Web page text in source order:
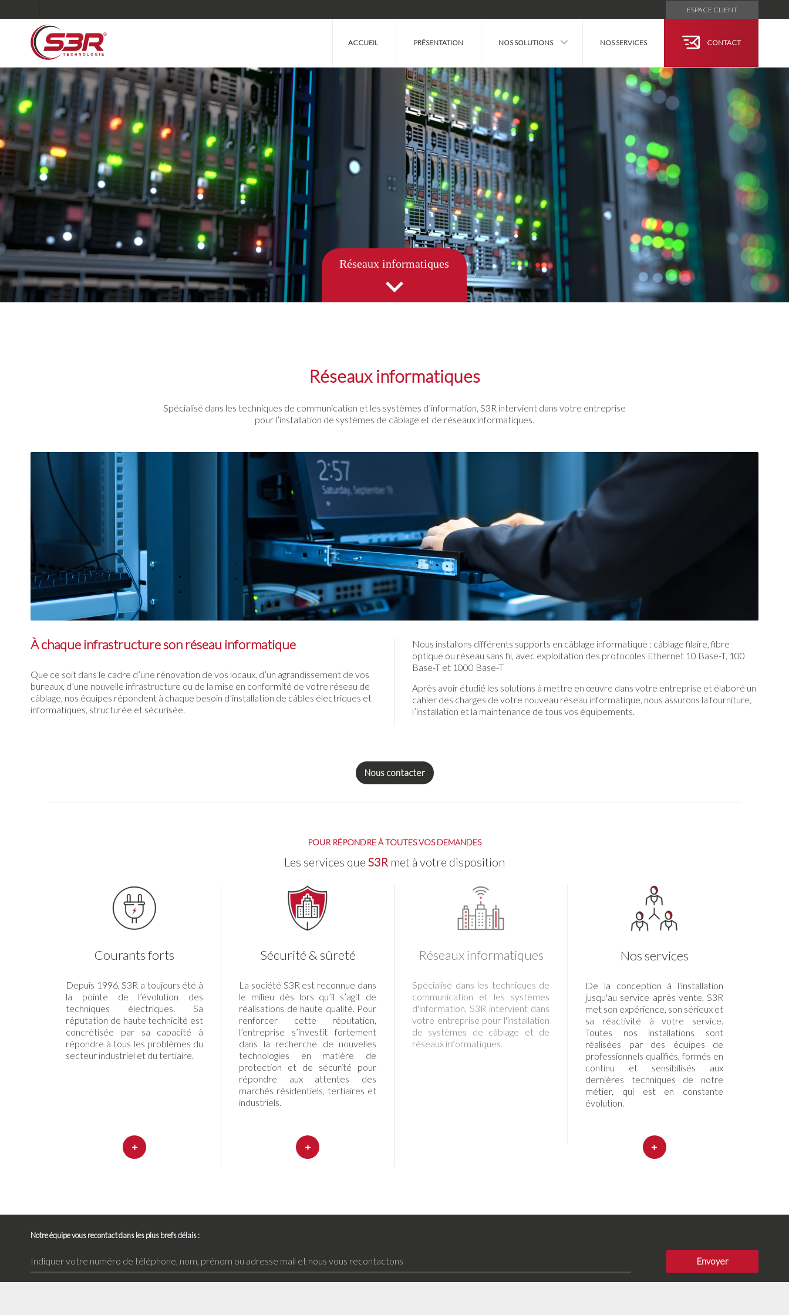
ESPACE CLIENT
ACCUEIL PRÉSENTATION NOS SOLUTIONS NOS SERVICES CONTACT
Réseaux informatiques
Réseaux informatiques
Spécialisé dans les techniques de communication et les systèmes d’information, S3R intervient dans votre entreprise
pour l’installation de systèmes de câblage et de réseaux informatiques.
À chaque infrastructure son réseau informatique
Que ce soit dans le cadre d’une rénovation de vos locaux, d’un agrandissement de vos
bureaux, d’une nouvelle infrastructure ou de la mise en conformité de votre réseau de
câblage, nos équipes répondent à chaque besoin d’installation de câbles électriques et
informatiques, structurée et sécurisée.
Nous installons différents supports en câblage informatique : câblage filaire, fibre
optique ou réseau sans fil, avec exploitation des protocoles Ethernet 10 Base-T, 100
Base-T et 1000 Base-T
Après avoir étudié les solutions à mettre en œuvre dans votre entreprise et élaboré un
cahier des charges de votre nouveau réseau informatique, nous assurons la fourniture,
l’installation et la maintenance de tous vos équipements.
Nous contacter
POUR RÉPONDRE À TOUTES VOS DEMANDES
Les services que S3R met à votre disposition
Courants forts
Depuis 1996, S3R a toujours été à
la pointe de l’évolution des
techniques électriques. Sa
réputation de haute technicité est
concrétisée par sa capacité à
répondre à tous les problèmes du
secteur industriel et du tertiaire.
Sécurité & sûreté
La société S3R est reconnue dans
le milieu dès lors qu’il s’agit de
réalisations de haute qualité. Pour
renforcer cette réputation,
l’entreprise s’investit fortement
dans la recherche de nouvelles
technologies en matière de
protection et de sécurité pour
répondre aux attentes des
marchés résidentiels, tertiaires et
industriels.
Réseaux informatiques
Spécialisé dans les techniques de
communication et les systèmes
d'information, S3R intervient dans
votre entreprise pour l'installation
de systèmes de câblage et de
réseaux informatiques.
Nos services
De la conception à l'installation
jusqu'au service après vente, S3R
met son expérience, son sérieux et
sa réactivité à votre service.
Toutes nos installations sont
réalisées par des équipes de
professionnels qualifiés, formés en
continu et sensibilisés aux
dernières techniques de notre
métier, qui est en constante
évolution.
Notre équipe vous recontact dans les plus brefs délais :